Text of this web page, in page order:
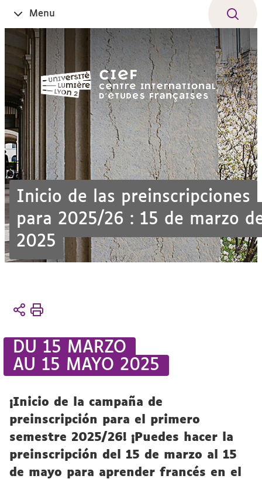
contenu
Ouvrir
le
Menu
Inicio de las preinscripciones
para 2025/26 : 15 de marzo
2025
Vous
Accueil
Vida
de CIEF
DU 15 MARZO
AU 15 MAYO 2025
¡Inicio de la campaña de
preinscripción para el primero
semestre 2025/26! ¡Puedes hacer la
preinscripción del 15 de marzo al 15
de mayo para aprender francés en el